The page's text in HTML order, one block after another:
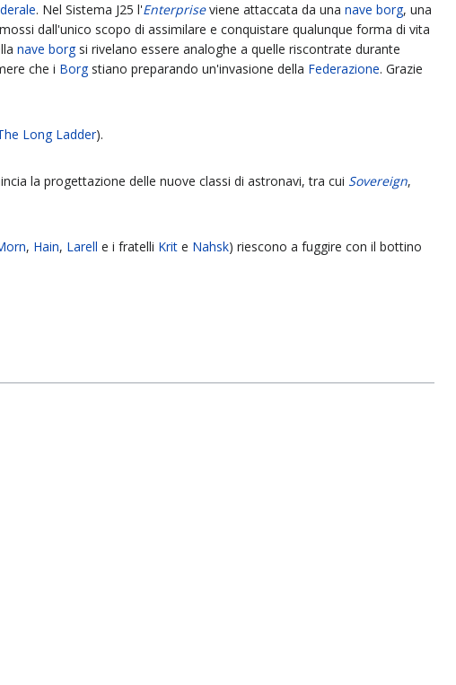
. Nel Sistema J25 l'Enterpriseviene attaccata da unanave borg, una
dall'unico scopo di assimilare e conquistare qualunque forma di vita
nave borgsi rivelano essere analoghe a quelle riscontrate durante
che i Borgstiano preparando un'invasione della Federazione. Grazie
Long Ladder).
la progettazione delle nuove classi di astronavi, tra cui Sovereign,
, Hain, Larell e i fratelli Krit e Nahsk) riescono a fuggire con il bottino